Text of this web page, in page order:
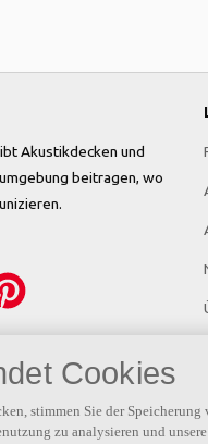
Akustikdecken und
beitragen, wo
Cookies
stimmen Sie der
zu analysieren und